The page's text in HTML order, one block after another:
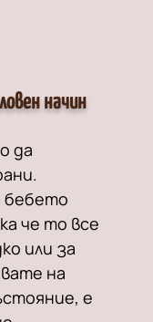
начин
да
бебето
че то все
или за
на
е